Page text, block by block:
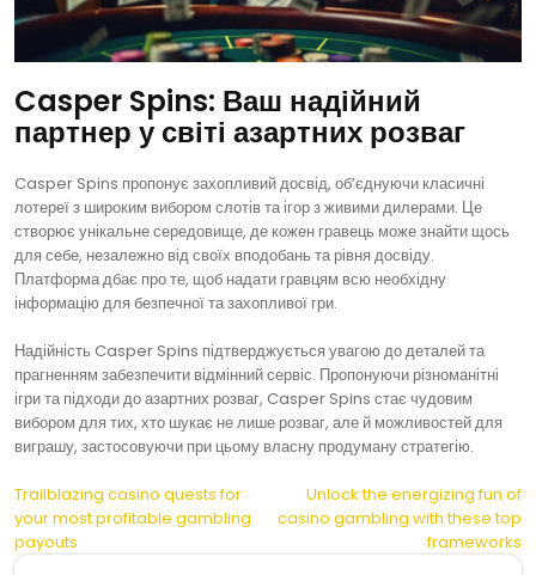
Casper Spins: Ваш надійний
партнер у світі азартних розваг
Casper Spins пропонує захопливий досвід, об’єднуючи класичні
лотереї з широким вибором слотів та ігор з живими дилерами. Це
створює унікальне середовище, де кожен гравець може знайти щось
для себе, незалежно від своїх вподобань та рівня досвіду.
Платформа дбає про те, щоб надати гравцям всю необхідну
інформацію для безпечної та захопливої гри.
Надійність Casper Spins підтверджується увагою до деталей та
прагненням забезпечити відмінний сервіс. Пропонуючи різноманітні
ігри та підходи до азартних розваг, Casper Spins стає чудовим
вибором для тих, хто шукає не лише розваг, але й можливостей для
виграшу, застосовуючи при цьому власну продуману стратегію.
Post
navigation
Trailblazing casino quests for
your most profitable gambling
payouts
Unlock the energizing fun of
casino gambling with these top
frameworks